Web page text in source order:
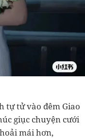
tự tử vào đêm Giao
giục chuyện cưới
mái hơn,